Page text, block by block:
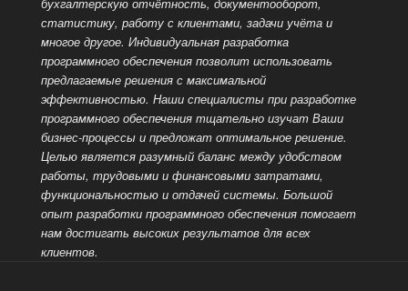
статистику, работу с клиентами, задачи учёта и
многое другое. Индивидуальная разработка
программного обеспечения позволит использовать
предлагаемые решения с максимальной
эффективностью. Наши специалисты при разработке
программного обеспечения тщательно изучат Ваши
бизнес-процессы и предложат оптимальное решение.
Целью является разумный баланс между удобством
работы, трудовыми и финансовыми затратами,
функциональностью и отдачей системы. Большой
опыт разработки программного обеспечения помогает
нам достигать высоких результатов для всех
клиентов.